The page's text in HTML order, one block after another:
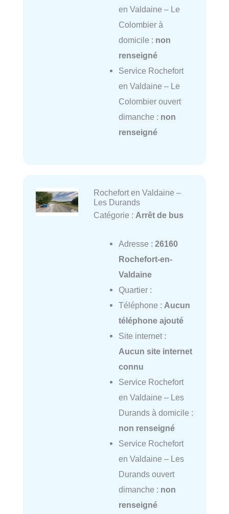
en Valdaine – Le
Colombier à
domicile : non
renseigné
Service Rochefort
en Valdaine – Le
Colombier ouvert
dimanche : non
renseigné
Rochefort en Valdaine –
Les Durands
Catégorie : Arrêt de bus
Adresse : 26160
Rochefort-en-
Valdaine
Quartier :
Téléphone : Aucun
téléphone ajouté
Site internet :
Aucun site internet
connu
Service Rochefort
en Valdaine – Les
Durands à domicile :
non renseigné
Service Rochefort
en Valdaine – Les
Durands ouvert
dimanche : non
renseigné